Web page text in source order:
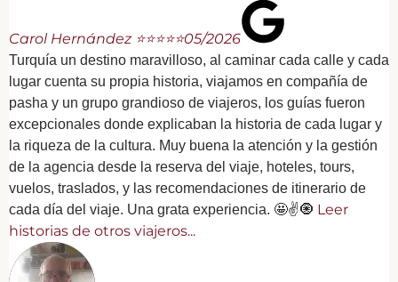
Carol Hernández ⭐⭐⭐⭐⭐05/2026
Turquía un destino maravilloso, al caminar cada calle y cada
lugar cuenta su propia historia, viajamos en compañía de
pasha y un grupo grandioso de viajeros, los guías fueron
excepcionales donde explicaban la historia de cada lugar y
la riqueza de la cultura. Muy buena la atención y la gestión
de la agencia desde la reserva del viaje, hoteles, tours,
vuelos, traslados, y las recomendaciones de itinerario de
cada día del viaje. Una grata experiencia. 🤩✌️🧿 Leer
historias de otros viajeros...